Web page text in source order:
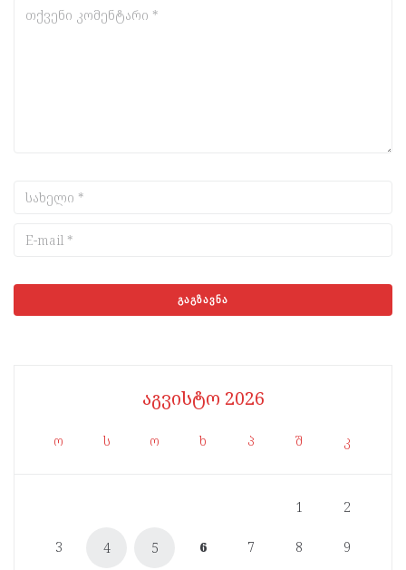
აგვისტო 2026
ო ს ო ხ პ შ კ
1 2
3 4 5 6 7 8 9